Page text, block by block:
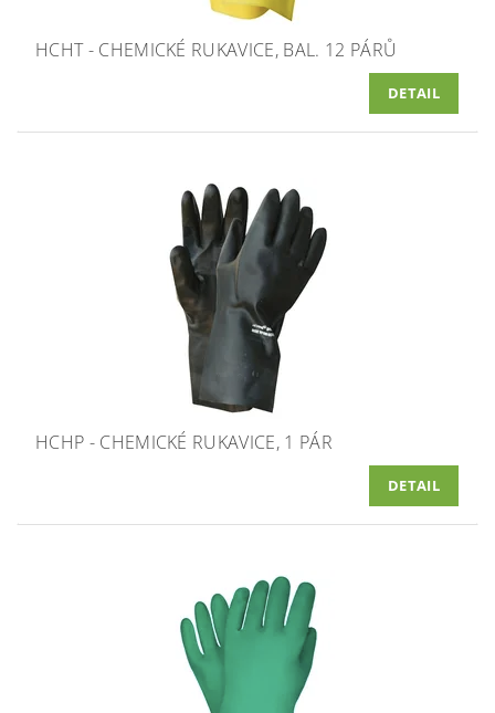
HCHT - CHEMICKÉ RUKAVICE, BAL. 12 PÁRŮ
DETAIL
HCHP - CHEMICKÉ RUKAVICE, 1 PÁR
DETAIL